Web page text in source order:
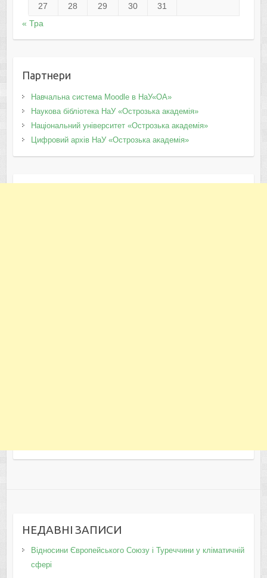
27 28 29 30
31
« Тра
Партнери
Навчальна система Moodle в НаУ«ОА»
Наукова бібліотека НаУ «Острозька академія»
Національний університет «Острозька академія»
Цифровий архів НаУ «Острозька академія»
НЕДАВНІ ЗАПИСИ
Відносини Європейського Союзу і Туреччини у кліматичній
сфері